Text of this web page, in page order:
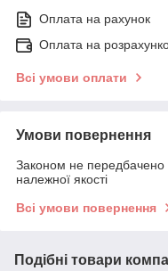
Оплата на рахунок
Оплата на
Всі умови оплати
Умови повернення
Законом не передбачено
належної якості
Всі умови повернення
Подібні товари